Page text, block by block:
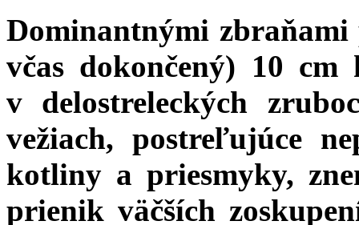
Dominantnými
včas dokončený) 10 cm
v delostreleckých
vežiach, postreľujúce
kotliny a priesmyky,
prienik väčších